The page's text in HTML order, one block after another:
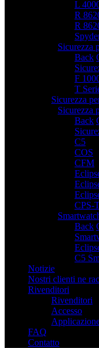
L
R
R
Sicurezza
Back
F
T
Sicurezza
Sicurezza
Back
C5
COS
CFM
CPS-
Back
C5
Notizie
Nostri clienti ne
Rivenditori
Rivenditori
Accesso
FAQ
Contatto